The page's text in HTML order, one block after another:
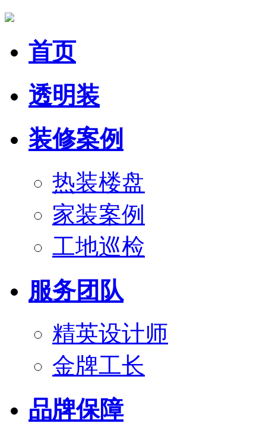
首页
透明装
装修案例
热装楼盘
家装案例
工地巡检
服务团队
精英设计师
金牌工长
品牌保障